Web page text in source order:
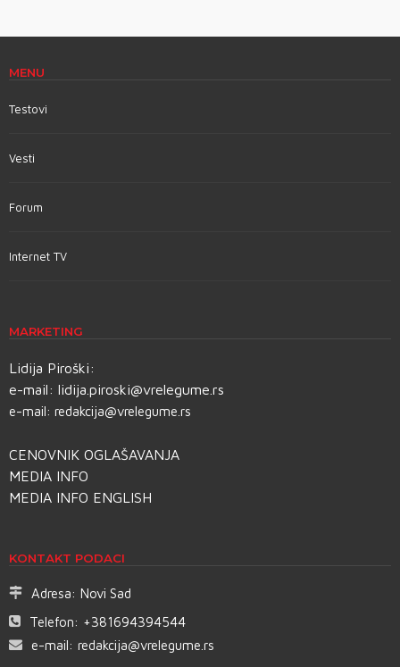
MENU
Testovi
Vesti
Forum
Internet TV
MARKETING
Lidija Piroški:
e-mail: lidija.piroski@vrelegume.rs
e-mail: redakcija@vrelegume.rs
CENOVNIK OGLAŠAVANJA
MEDIA INFO
MEDIA INFO ENGLISH
KONTAKT PODACI
Adresa: Novi Sad
Telefon: +381694394544
e-mail: redakcija@vrelegume.rs